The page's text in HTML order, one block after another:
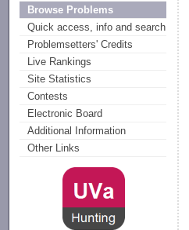
Browse Problems
Quick access, info and search
Problemsetters' Credits
Live Rankings
Site Statistics
Contests
Electronic Board
Additional Information
Other Links